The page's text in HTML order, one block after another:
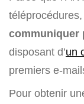
communiquer
disposant d’un
premiers e-
Pour obtenir